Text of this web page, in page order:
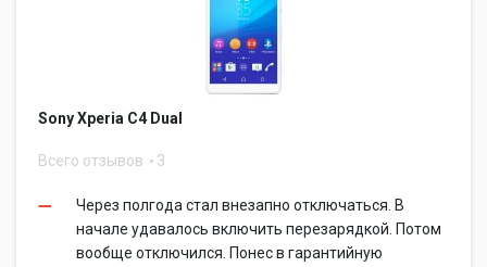
Sony Xperia C4 Dual
Всего отзывов 3
Через полгода стал внезапно отключаться. В
начале удавалось включить перезарядкой. Потом
вообще отключился. Понес в гарантийную